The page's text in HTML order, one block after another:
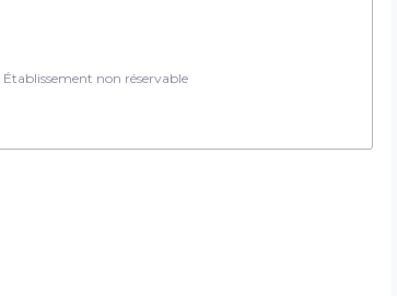
Établissement non réservable